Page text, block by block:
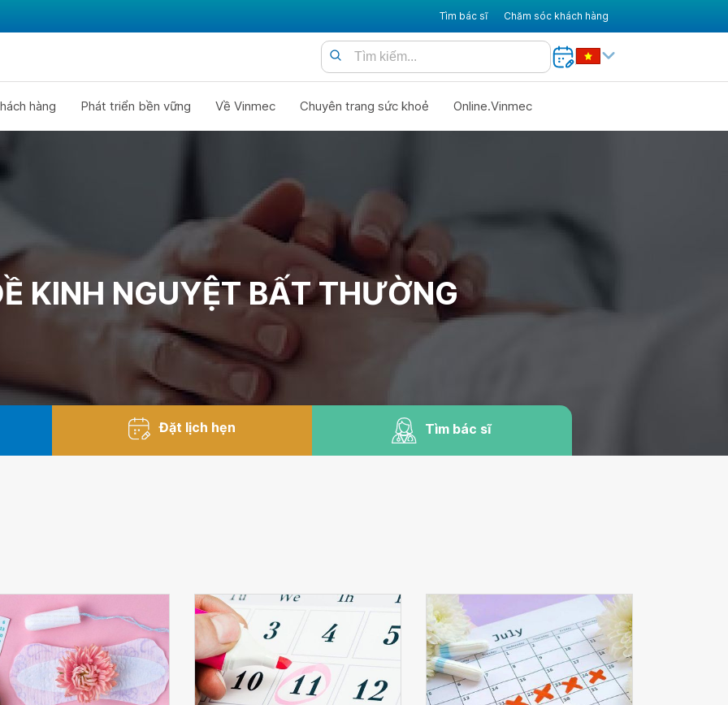
Tìm bác sĩ Chăm sóc khách hàng
hàng Phát triển bền vững Về Vinmec Chuyên trang sức khoẻ Online.Vinmec
KINH NGUYỆT BẤT THƯỜNG
Đặt lịch hẹn Tìm bác sĩ